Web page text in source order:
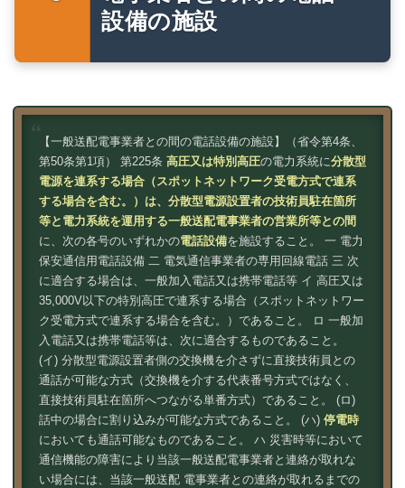
設備の施設
【一般送配電事業者との間の電話設備の施設】（省令第4条、
第50条第1項） 第225条 高圧又は特別高圧の電力系統に分散型
電源を連系する場合（スポットネットワーク受電方式で連系
する場合を含む。）は、分散型電源設置者の技術員駐在箇所
等と電力系統を運用する一般送配電事業者の営業所等との間
に、次の各号のいずれかの電話設備を施設すること。 一 電力
保安通信用電話設備 二 電気通信事業者の専用回線電話 三 次
に適合する場合は、一般加入電話又は携帯電話等 イ 高圧又は
35,000V以下の特別高圧で連系する場合（スポットネットワー
ク受電方式で連系する場合を含む。）であること。 ロ 一般加
入電話又は携帯電話等は、次に適合するものであること。
(イ) 分散型電源設置者側の交換機を介さずに直接技術員との
通話が可能な方式（交換機を介する代表番号方式ではなく、
直接技術員駐在箇所へつながる単番方式）であること。 (ロ)
話中の場合に割り込みが可能な方式であること。 (ハ) 停電時
においても通話可能なものであること。 ハ 災害時等において
通信機能の障害により当該一般送配電事業者と連絡が取れな
い場合には、当該一般送配 電事業者との連絡が取れるまでの